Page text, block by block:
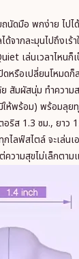
นัดมือ พกง่าย ไปไ
จากละมุนไปถึงเร้
เล่นเวลาไหนก็
หรือเปลี่ยนโหมดก็
สัมผัสนุ่ม ทำความ
ให้พร้อม) พร้อมลุย
ริส 1.3 ซม., ยาว
ลฟ์สไตล์ จะเล่นเ
วามสุขไม่เล็กตาม